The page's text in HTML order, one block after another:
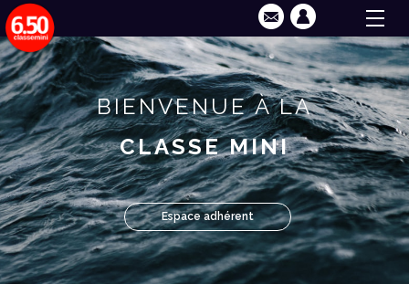
BIENVENUE À LA
CLASSE MINI
Espace adhérent